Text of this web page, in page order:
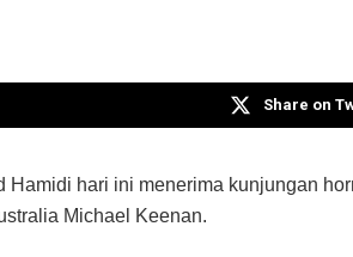
Share on
hari ini menerima kunjungan
Michael Keenan.